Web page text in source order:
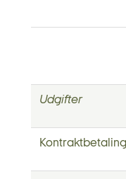
Udgifter